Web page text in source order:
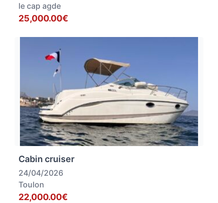
le cap agde
25,000.00€
Cabin cruiser
24/04/2026
Toulon
22,000.00€